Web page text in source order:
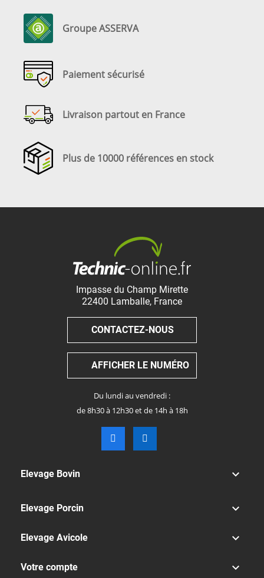
Groupe ASSERVA
Paiement sécurisé
Livraison partout en France
Plus de 10000 références en stock
Impasse du Champ Mirette
22400 Lamballe, France
CONTACTEZ-NOUS
AFFICHER LE NUMÉRO
Du lundi au vendredi :
de 8h30 à 12h30 et de 14h à 18h
Elevage Bovin 
Elevage Porcin 
Elevage Avicole 
Votre compte 